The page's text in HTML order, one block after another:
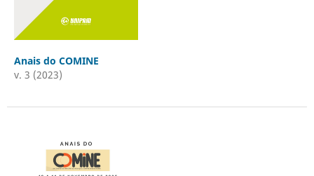
Anais do COMINE
v. 3 (2023)